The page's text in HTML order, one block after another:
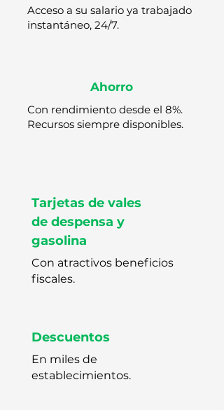
Acceso a su salario ya trabajado
instantáneo, 24/7.
Ahorro
Con rendimiento desde el 8%.
Recursos siempre disponibles.
Tarjetas de vales
de despensa y
gasolina
Con atractivos beneficios
fiscales.
Descuentos
En miles de
establecimientos.